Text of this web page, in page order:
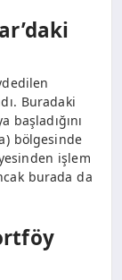
Buradaki
başladığını
bölgesinde
işlem
burada da